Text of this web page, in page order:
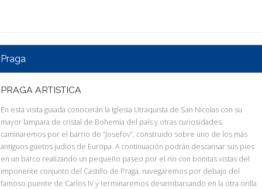
Praga
PRAGA ARTISTICA
En esta visita guiada conocerán la Iglesia Utraquista de San Nicolas con su
mayor lampara de cristal de Bohemia del país y otras curiosidades,
caminaremos por el barrio de “Josefov”, construido sobre uno de los más
antiguos güetos judíos de Europa. A continuación podrán descansar sus pies
en un barco realizando un pequeño paseo por el río con bonitas vistas del
imponente conjunto del Castillo de Praga, navegaremos por debajo del
famoso puente de Carlos IV y terminaremos desembarcando en la otra orilla